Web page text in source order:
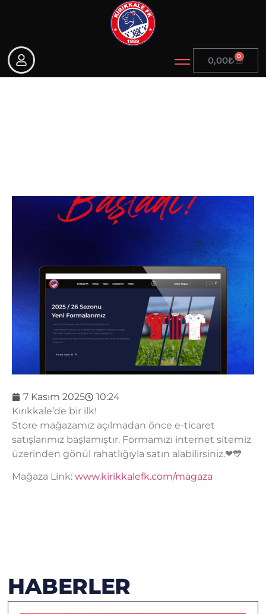
0,00₺ 0
7 Kasım 2025
10:24
Kırıkkale’de bir ilk!
Store mağazamız açılmadan önce e-ticaret
satışlarımız başlamıştır. Formamızı internet sitemiz
üzerinden gönül rahatlığıyla satın alabilirsiniz.❤💙
Mağaza Link: www.kirikkalefk.com/magaza
HABERLER